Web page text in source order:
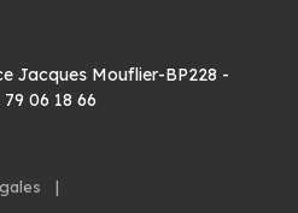
Jacques Mouflier-BP228 -
06 18 66
|